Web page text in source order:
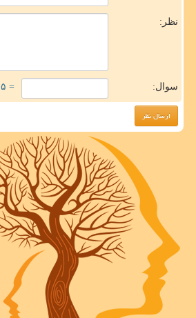
نظر:
سوال: = ۵ بعلاوه ۵